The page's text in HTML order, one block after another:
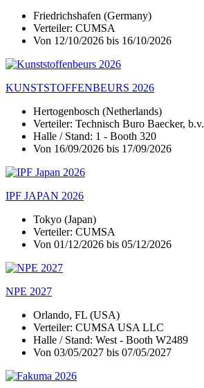
Friedrichshafen (Germany)
Verteiler: CUMSA
Von 12/10/2026 bis 16/10/2026
KUNSTSTOFFENBEURS 2026
Hertogenbosch (Netherlands)
Verteiler: Technisch Buro Baecker, b.v.
Halle / Stand: 1 - Booth 320
Von 16/09/2026 bis 17/09/2026
IPF JAPAN 2026
Tokyo (Japan)
Verteiler: CUMSA
Von 01/12/2026 bis 05/12/2026
NPE 2027
Orlando, FL (USA)
Verteiler: CUMSA USA LLC
Halle / Stand: West - Booth W2489
Von 03/05/2027 bis 07/05/2027